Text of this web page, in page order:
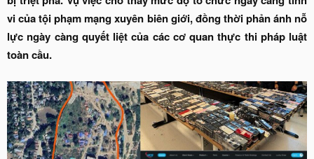
vi của tội phạm mạng xuyên biên giới, đồng thời phản ánh nỗ
lực ngày càng quyết liệt của các cơ quan thực thi pháp luật
toàn cầu.